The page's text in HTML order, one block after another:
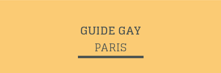
GUIDE GAY
PARIS